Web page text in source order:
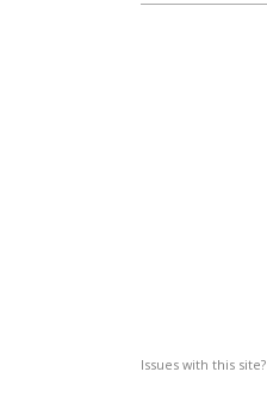
Issues with this